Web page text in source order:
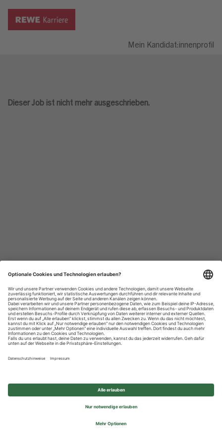
Mein Kandidat:innenprofil
Dieser Job ist nicht mehr ausgeschrieben.
Datenschutzhinweise
Impressum
Privatsphäre-Einstellungen
© 2026 REWE Group - All rights reserved